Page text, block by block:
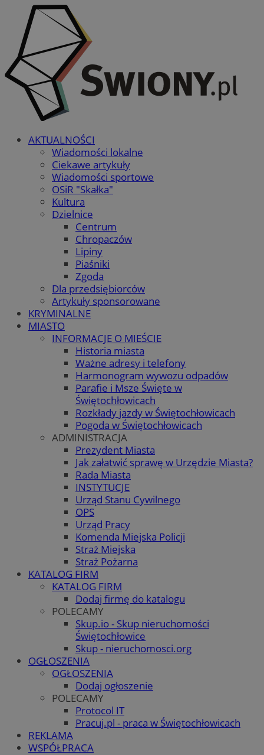
AKTUALNOŚCI
Wiadomości lokalne
Ciekawe artykuły
Wiadomości sportowe
OSiR "Skałka"
Kultura
Dzielnice
Centrum
Chropaczów
Lipiny
Piaśniki
Zgoda
Dla przedsiębiorców
Artykuły sponsorowane
KRYMINALNE
MIASTO
INFORMACJE O MIEŚCIE
Historia miasta
Ważne adresy i telefony
Harmonogram wywozu odpadów
Parafie i Msze Święte w
Świętochłowicach
Rozkłady jazdy w Świętochłowicach
Pogoda w Świętochłowicach
ADMINISTRACJA
Prezydent Miasta
Jak załatwić sprawę w Urzędzie Miasta?
Rada Miasta
INSTYTUCJE
Urząd Stanu Cywilnego
OPS
Urząd Pracy
Komenda Miejska Policji
Straż Miejska
Straż Pożarna
KATALOG FIRM
KATALOG FIRM
Dodaj firmę do katalogu
POLECAMY
Skup.io - Skup nieruchomości
Świętochłowice
Skup - nieruchomosci.org
OGŁOSZENIA
OGŁOSZENIA
Dodaj ogłoszenie
POLECAMY
Protocol IT
Pracuj.pl - praca w Świętochłowicach
REKLAMA
WSPÓŁPRACA